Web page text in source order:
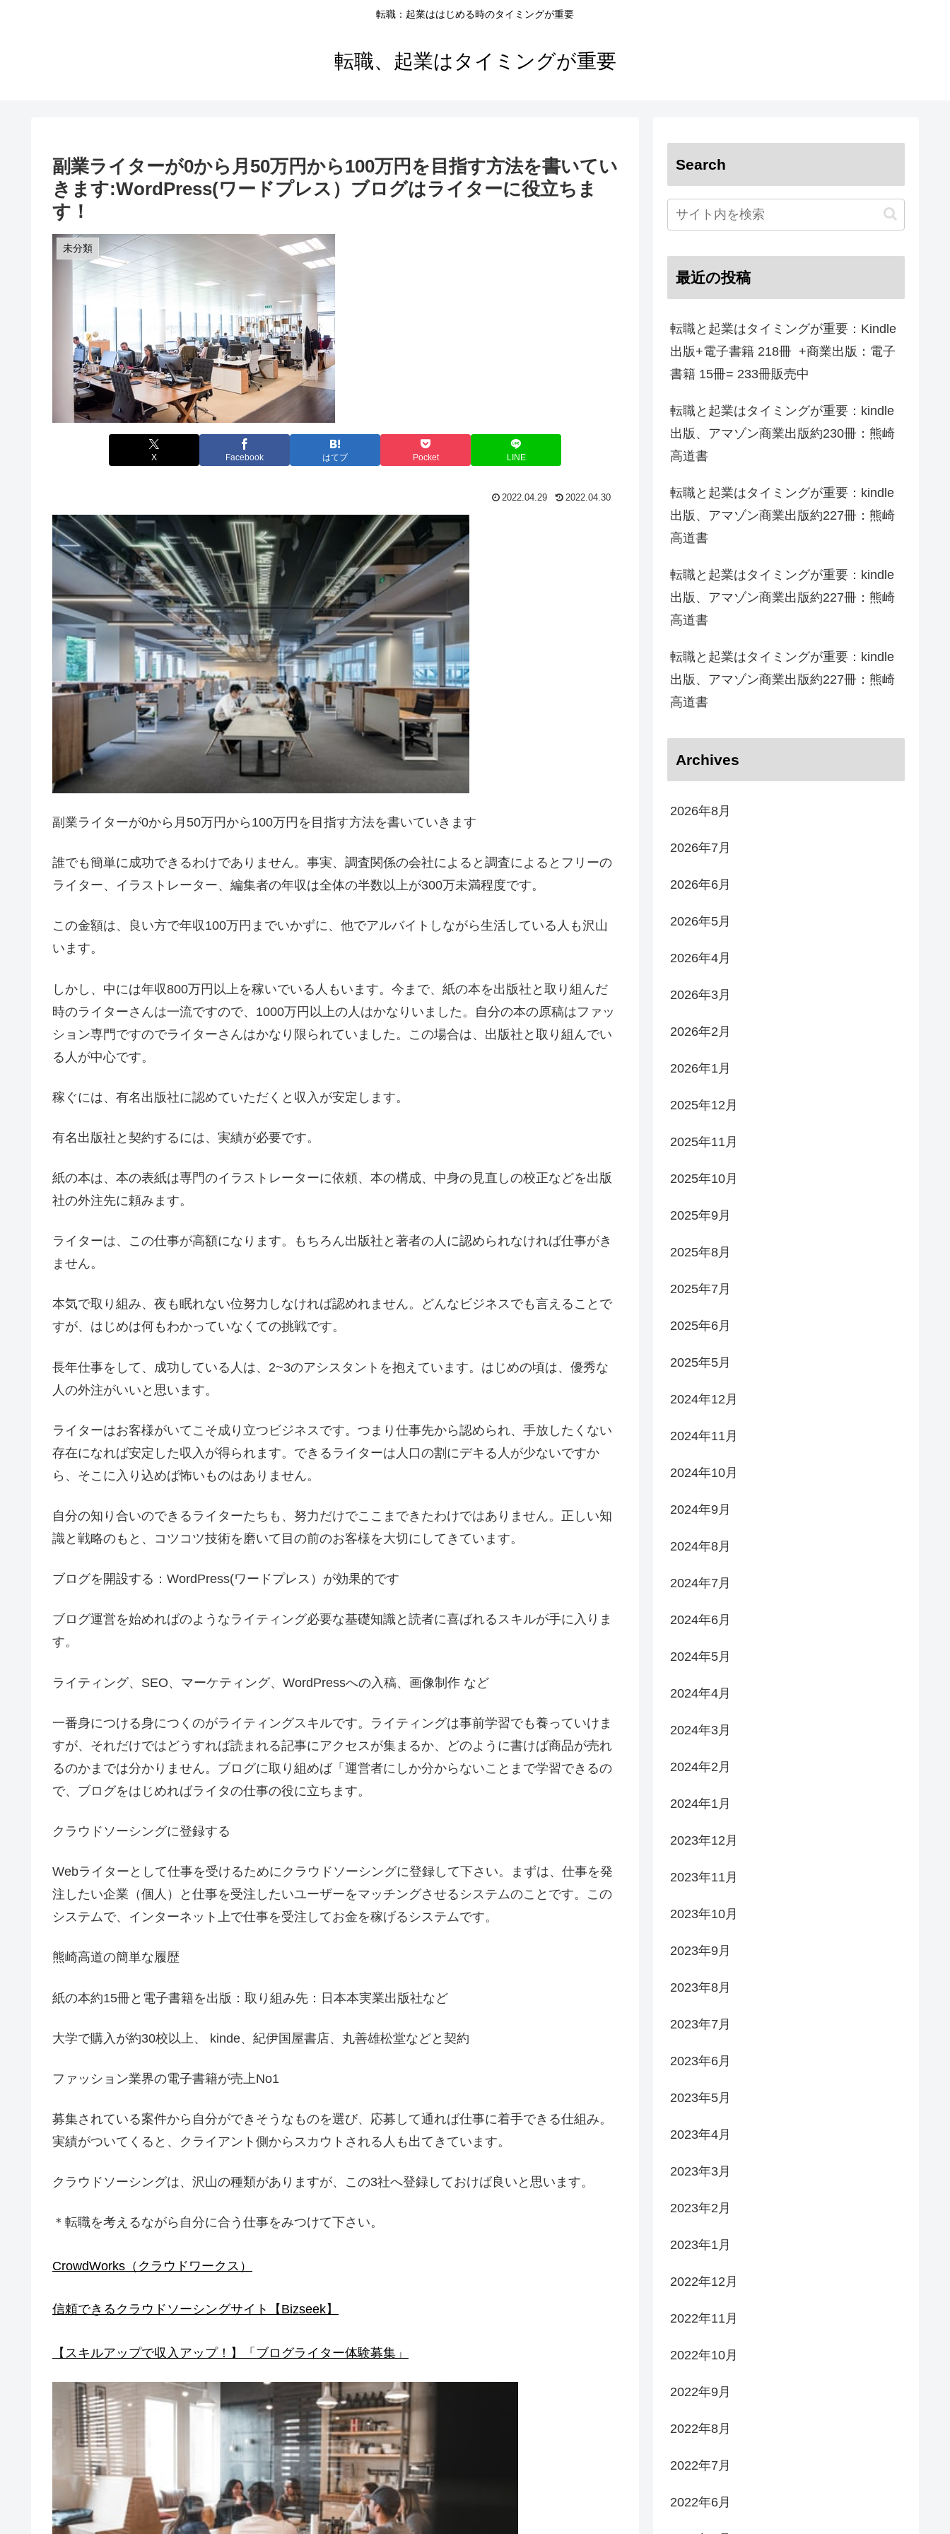
転職：起業ははじめる時のタイミングが重要
転職、起業はタイミングが重要
副業ライターが0から月50万円から100万円を目指す方法を書いてい
きます:WordPress(ワードプレス）ブログはライターに役立ちま
す！
未分類
X Facebook はてブ Pocket LINE
2022.04.29 2022.04.30
副業ライターが0から月50万円から100万円を目指す方法を書いていきます
誰でも簡単に成功できるわけでありません。事実、調査関係の会社によると調査によるとフリーの
ライター、イラストレーター、編集者の年収は全体の半数以上が300万未満程度です。
この金額は、良い方で年収100万円までいかずに、他でアルバイトしながら生活している人も沢山
います。
しかし、中には年収800万円以上を稼いでいる人もいます。今まで、紙の本を出版社と取り組んだ
時のライターさんは一流ですので、1000万円以上の人はかなりいました。自分の本の原稿はファッ
ション専門ですのでライターさんはかなり限られていました。この場合は、出版社と取り組んでい
る人が中心です。
稼ぐには、有名出版社に認めていただくと収入が安定します。
有名出版社と契約するには、実績が必要です。
紙の本は、本の表紙は専門のイラストレーターに依頼、本の構成、中身の見直しの校正などを出版
社の外注先に頼みます。
ライターは、この仕事が高額になります。もちろん出版社と著者の人に認められなければ仕事がき
ません。
本気で取り組み、夜も眠れない位努力しなければ認めれません。どんなビジネスでも言えることで
すが、はじめは何もわかっていなくての挑戦です。
長年仕事をして、成功している人は、2~3のアシスタントを抱えています。はじめの頃は、優秀な
人の外注がいいと思います。
ライターはお客様がいてこそ成り立つビジネスです。つまり仕事先から認められ、手放したくない
存在になれば安定した収入が得られます。できるライターは人口の割にデキる人が少ないですか
ら、そこに入り込めば怖いものはありません。
自分の知り合いのできるライターたちも、努力だけでここまできたわけではありません。正しい知
識と戦略のもと、コツコツ技術を磨いて目の前のお客様を大切にしてきています。
ブログを開設する：WordPress(ワードプレス）が効果的です
ブログ運営を始めればのようなライティング必要な基礎知識と読者に喜ばれるスキルが手に入りま
す。
ライティング、SEO、マーケティング、WordPressへの入稿、画像制作 など
一番身につける身につくのがライティングスキルです。ライティングは事前学習でも養っていけま
すが、それだけではどうすれば読まれる記事にアクセスが集まるか、どのように書けば商品が売れ
るのかまでは分かりません。ブログに取り組めば「運営者にしか分からないことまで学習できるの
で、ブログをはじめればライタの仕事の役に立ちます。
クラウドソーシングに登録する
Webライターとして仕事を受けるためにクラウドソーシングに登録して下さい。まずは、仕事を発
注したい企業（個人）と仕事を受注したいユーザーをマッチングさせるシステムのことです。この
システムで、インターネット上で仕事を受注してお金を稼げるシステムです。
熊崎高道の簡単な履歴
紙の本約15冊と電子書籍を出版：取り組み先：日本本実業出版社など
大学で購入が約30校以上、 kinde、紀伊国屋書店、丸善雄松堂などと契約
ファッション業界の電子書籍が売上No1
募集されている案件から自分ができそうなものを選び、応募して通れば仕事に着手できる仕組み。
実績がついてくると、クライアント側からスカウトされる人も出てきています。
クラウドソーシングは、沢山の種類がありますが、この3社へ登録しておけば良いと思います。
＊転職を考えるながら自分に合う仕事をみつけて下さい。
CrowdWorks（クラウドワークス）
信頼できるクラウドソーシングサイト【Bizseek】
【スキルアップで収入アップ！】「ブログライター体験募集」
Search
最近の投稿
転職と起業はタイミングが重要：Kindle
出版+電子書籍 218冊 +商業出版：電子
書籍 15冊= 233冊販売中
転職と起業はタイミングが重要：kindle
出版、アマゾン商業出版約230冊：熊崎
高道書
転職と起業はタイミングが重要：kindle
出版、アマゾン商業出版約227冊：熊崎
高道書
転職と起業はタイミングが重要：kindle
出版、アマゾン商業出版約227冊：熊崎
高道書
転職と起業はタイミングが重要：kindle
出版、アマゾン商業出版約227冊：熊崎
高道書
Archives
2026年8月
2026年7月
2026年6月
2026年5月
2026年4月
2026年3月
2026年2月
2026年1月
2025年12月
2025年11月
2025年10月
2025年9月
2025年8月
2025年7月
2025年6月
2025年5月
2024年12月
2024年11月
2024年10月
2024年9月
2024年8月
2024年7月
2024年6月
2024年5月
2024年4月
2024年3月
2024年2月
2024年1月
2023年12月
2023年11月
2023年10月
2023年9月
2023年8月
2023年7月
2023年6月
2023年5月
2023年4月
2023年3月
2023年2月
2023年1月
2022年12月
2022年11月
2022年10月
2022年9月
2022年8月
2022年7月
2022年6月